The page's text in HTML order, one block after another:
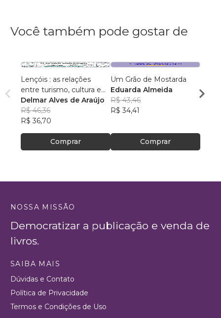
Você também pode gostar de
Lençóis : as relações
entre turismo, cultura e
ambiente
Delmar Alves de Araújo
R$ 46,36
R$ 36,70
Comprar
Um Grão de Mostarda
Eduarda Almeida
R$ 43,46
R$ 34,41
Comprar
Aulas
NOSSA MISSÃO
Democratizar a publicação e venda de
livros.
SAIBA MAIS
Dúvidas e Contato
Política de Privacidade
Termos e Condições de Uso